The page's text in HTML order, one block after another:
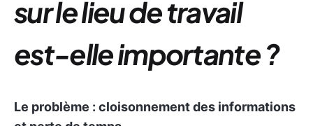
sur le lieu de travail
est-elle importante ?
Le problème : cloisonnement des informations